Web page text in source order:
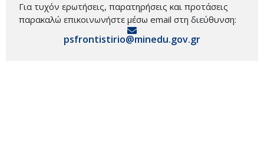
Για τυχόν ερωτήσεις, παρατηρήσεις και προτάσεις
παρακαλώ επικοινωνήστε μέσω email στη διεύθυνση:
psfrontistirio@minedu.gov.gr